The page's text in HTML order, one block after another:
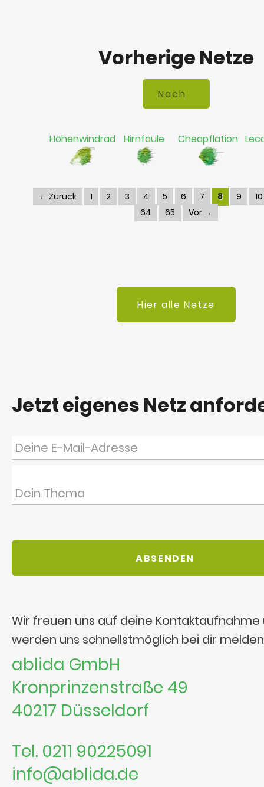
Vorherige Netze
Höhenwindrad Hirnfäule Cheapflation
← Zurück 1 2 3 4 5 6 7 8 9
10
64
65 Vor →
Hier alle Netze
Jetzt eigenes Netz
Wir freuen uns auf deine Kontaktaufnahme
werden uns schnellstmöglich bei dir
ablida GmbH
Kronprinzenstraße 49
40217 Düsseldorf
Tel. 0211 90225091
info@ablida.de